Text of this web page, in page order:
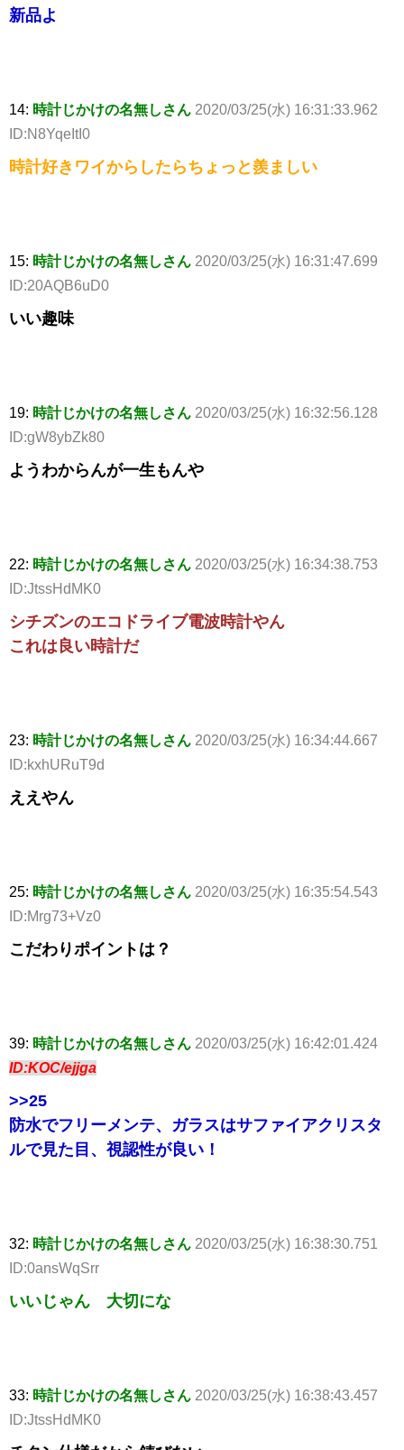
新品よ
14: 時計じかけの名無しさん 2020/03/25(水) 16:31:33.962
ID:N8YqeItI0
時計好きワイからしたらちょっと羨ましい
15: 時計じかけの名無しさん 2020/03/25(水) 16:31:47.699
ID:20AQB6uD0
いい趣味
19: 時計じかけの名無しさん 2020/03/25(水) 16:32:56.128
ID:gW8ybZk80
ようわからんが一生もんや
22: 時計じかけの名無しさん 2020/03/25(水) 16:34:38.753
ID:JtssHdMK0
シチズンのエコドライブ電波時計やん
これは良い時計だ
23: 時計じかけの名無しさん 2020/03/25(水) 16:34:44.667
ID:kxhURuT9d
ええやん
25: 時計じかけの名無しさん 2020/03/25(水) 16:35:54.543
ID:Mrg73+Vz0
こだわりポイントは？
39: 時計じかけの名無しさん 2020/03/25(水) 16:42:01.424
ID:KOC/ejjga
>>25
防水でフリーメンテ、ガラスはサファイアクリスタ
ルで見た目、視認性が良い！
32: 時計じかけの名無しさん 2020/03/25(水) 16:38:30.751
ID:0ansWqSrr
いいじゃん 大切にな
33: 時計じかけの名無しさん 2020/03/25(水) 16:38:43.457
ID:JtssHdMK0